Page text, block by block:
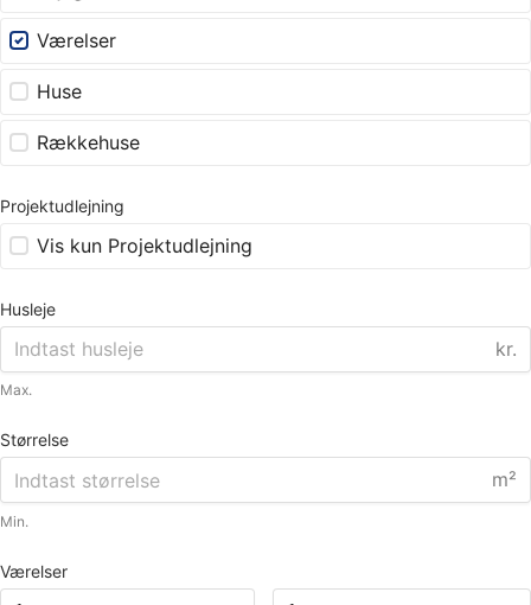
Værelser
Huse
Rækkehuse
Projektudlejning
Vis kun Projektudlejning
Husleje
kr.
Max.
Størrelse
m²
Min.
Værelser